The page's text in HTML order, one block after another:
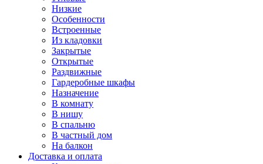
Низкие
Особенности
Встроенные
Из кладовки
Закрытые
Открытые
Раздвижные
Гардеробные шкафы
Назначение
В комнату
В нишу
В спальню
В частный дом
На балкон
Доставка и оплата